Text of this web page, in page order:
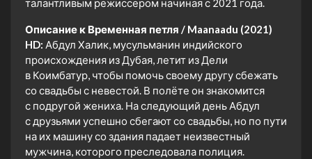
талантливым режиссером начиная с 2021 года.
Описание к Временная петля / Maanaadu (2021)
HD: Абдул Халик, мусульманин индийского
происхождения из Дубая, летит из Дели
в Коимбатур, чтобы помочь своему другу сбежать
со свадьбы с невестой. В полёте он знакомится
с подругой жениха. На следующий день Абдул
с друзьями успешно сбегают со свадьбы, но по пути
на их машину со здания падает неизвестный
мужчина, которого преследовала полиция.